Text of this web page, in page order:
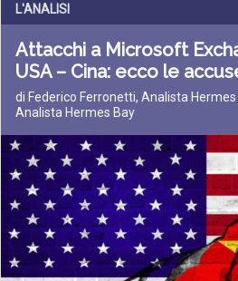
L'ANALISI
Attacchi a Microsoft
USA – Cina: ecco le
di Federico Ferronetti, Analista
Analista Hermes Bay